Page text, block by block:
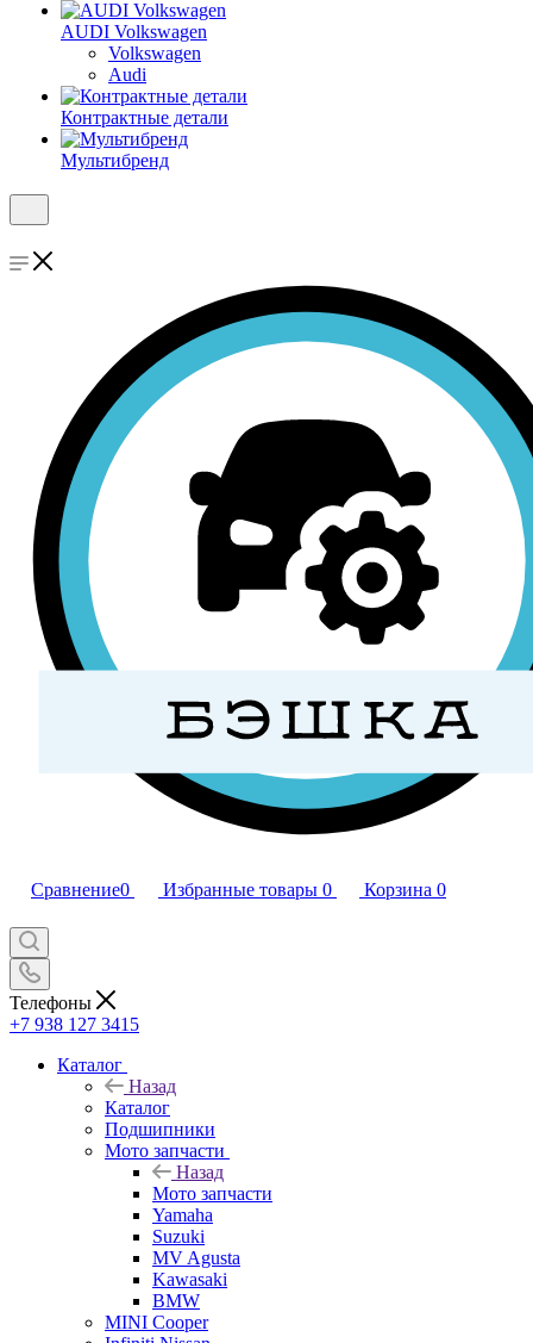
AUDI Volkswagen
Volkswagen
Audi
Контрактные детали
Мультибренд
Сравнение0 Избранные товары 0 Корзина 0
Телефоны
+7 938 127 3415
Каталог
Назад
Каталог
Подшипники
Мото запчасти
Назад
Мото запчасти
Yamaha
Suzuki
MV Agusta
Kawasaki
BMW
MINI Cooper